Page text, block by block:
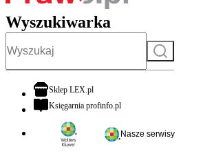
Wyszukiwarka
Szukaj
Sklep LEX.plotwiera się w nowej karcie
Księgarnia profinfo.plotwiera się w nowej karcie
Nasze serwisy